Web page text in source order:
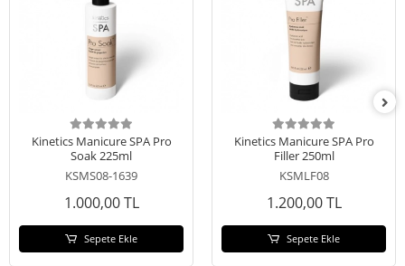
Kinetics Manicure SPA Pro
Soak 225ml
KSMS08-1639
1.000,00 TL
Sepete Ekle
Kinetics Manicure SPA Pro
Filler 250ml
KSMLF08
1.200,00 TL
Sepete Ekle